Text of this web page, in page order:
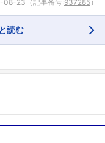
08-23 （記事番号:937285）
読む